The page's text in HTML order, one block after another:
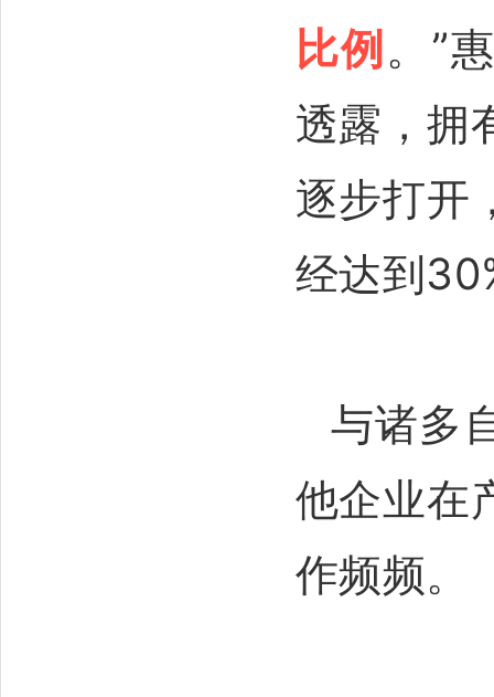
比例 。”
透露，拥
逐步打开
经达到
与诸多
他企业在
作频频。